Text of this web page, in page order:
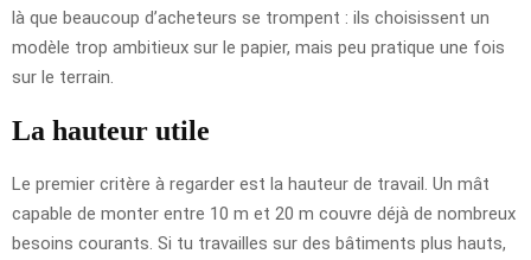
là que beaucoup d’acheteurs se trompent : ils choisissent un
modèle trop ambitieux sur le papier, mais peu pratique une fois
sur le terrain.
La hauteur utile
Le premier critère à regarder est la hauteur de travail. Un mât
capable de monter entre 10 m et 20 m couvre déjà de nombreux
besoins courants. Si tu travailles sur des bâtiments plus hauts,